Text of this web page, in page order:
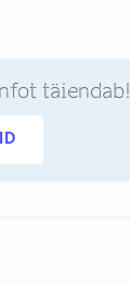
täiendab!